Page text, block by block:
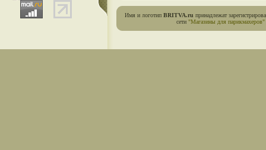
Имя и логотип BRITVA.ru принадлежат
сети "Магазины для парикмахеров"